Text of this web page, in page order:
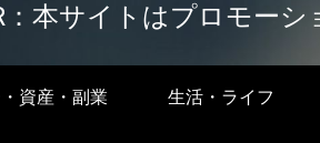
：本サイトはプロモーシ
資産・副業 生活・ライフ